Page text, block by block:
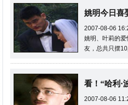
姚明今日喜
2007-08-06
姚明、叶莉的
友，总共只摆10
看！“哈利·
2007-08-06